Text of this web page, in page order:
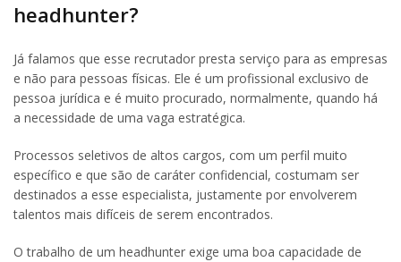
headhunter?
Já falamos que esse recrutador presta serviço para as empresas
e não para pessoas físicas. Ele é um profissional exclusivo de
pessoa jurídica e é muito procurado, normalmente, quando há
a necessidade de uma vaga estratégica.
Processos seletivos de altos cargos, com um perfil muito
específico e que são de caráter confidencial, costumam ser
destinados a esse especialista, justamente por envolverem
talentos mais difíceis de serem encontrados.
O trabalho de um headhunter exige uma boa capacidade de